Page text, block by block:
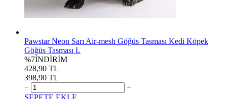
Pawstar Neon Sarı Air-mesh Göğüs Tasması Kedi Köpek
Göğüs Tasması L
%7İNDİRİM
428,90 TL
398,90 TL
−
+
SEPETE EKLE